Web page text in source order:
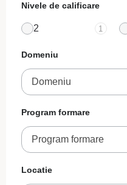
Nivele de calificare
2 1
Domeniu
Domeniu
Program formare
Program formare
Locatie